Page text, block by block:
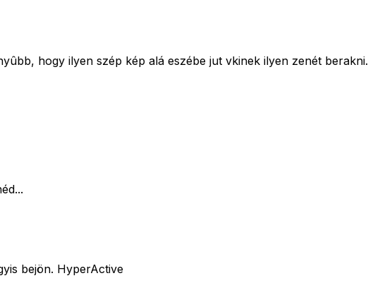
hogy ilyen szép kép alá eszébe jut vkinek ilyen zenét berakni.
bejön. HyperActive